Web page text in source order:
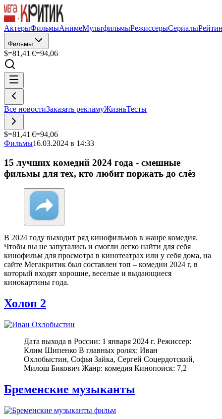
АктерыФильмыАнимеМультфильмыРежиссерыСериалы
Фильмы
$=81,41 |€=94,06
Все новостиЗаказать рекламуЖизньТесты
$=81,41 |€=94,06
Фильмы16.03.2024 в 14:33
15 лучших комедий 2024 года - смешные
фильмы для тех, кто любит поржать до слёз
В 2024 году выходит ряд кинофильмов в жанре комедия.
Чтобы вы не запутались и смогли легко найти для себя
кинофильм для просмотра в кинотеатрах или у себя дома, на
сайте Мегакритик был составлен топ – комедии 2024 г, в
который входят хорошие, веселые и выдающиеся
кинокартины года.
Холоп 2
Дата выхода в России: 1 января 2024 г. Режиссер:
Клим Шипенко В главных ролях: Иван
Охлобыстин, Софья Зайка, Сергей Соцердотский,
Милош Бикович Жанр: комедия Кинопоиск: 7,2
Бременские музыканты